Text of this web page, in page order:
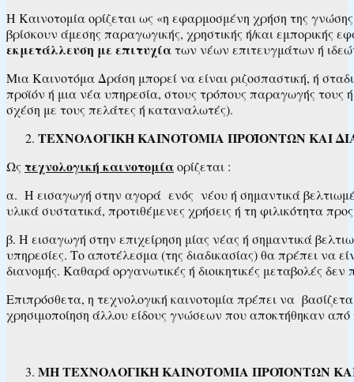
Η Καινοτομία ορίζεται ως «η εφαρμοσμένη χρήση της
βρίσκουν άμεσης παραγωγικής, χρηστικής ή/και εμπορικής
εκμετάλλευση με επιτυχίατων νέων επιτευγμάτων ή
Μια Καινοτόμα Δράση μπορεί να είναι ριζοσπαστική, ή
προϊόν ή μια νέα υπηρεσία, στους τρόπους παραγωγής τους
σχέση με τους πελάτες ή καταναλωτές).
ΤΕΧΝΟΛΟΓΙΚΗ ΚΑΙΝΟΤΟΜΙΑ ΠΡΟΪΟΝΤΩΝ ΚΑΙ
Ως τεχνολογική καινοτομίαορίζεται :
α. Η εισαγωγή στην αγορά ενός νέου ή σημαντικά
υλικά συστατικά, προτιθέμενες χρήσεις ή τη φιλικότητα
β. Η εισαγωγή στην επιχείρηση μίας νέας ή σημαντικά
υπηρεσίες. Το αποτέλεσμα (της διαδικασίας) θα πρέπει να
διανομής. Καθαρά οργανωτικές ή διοικητικές μεταβολές
Επιπρόσθετα, η τεχνολογική καινοτομία πρέπει να
χρησιμοποίηση άλλου είδους γνώσεων που αποκτήθηκαν
ΜΗ ΤΕΧΝΟΛΟΓΙΚΗ ΚΑΙΝΟΤΟΜΙΑ ΠΡΟΪΟΝΤΩΝ